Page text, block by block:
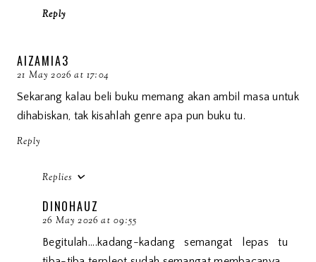
Reply
AIZAMIA3
21 May 2026 at 17:04
Sekarang kalau beli buku memang akan ambil masa untuk
dihabiskan, tak kisahlah genre apa pun buku tu.
Reply
Replies
DINOHAUZ
26 May 2026 at 09:55
Begitulah....kadang-kadang semangat lepas tu